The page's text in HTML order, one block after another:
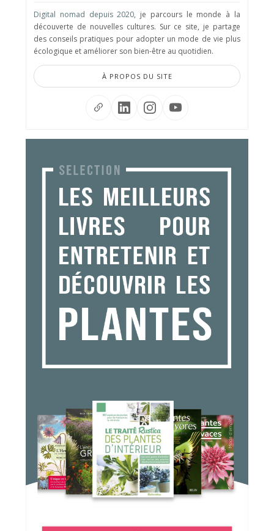
Digital nomad depuis 2020, je parcours le monde à la
découverte de nouvelles cultures. Sur ce site, je partage
des conseils pratiques pour adopter un mode de vie plus
écologique et améliorer son bien-être au quotidien.
À PROPOS DU SITE